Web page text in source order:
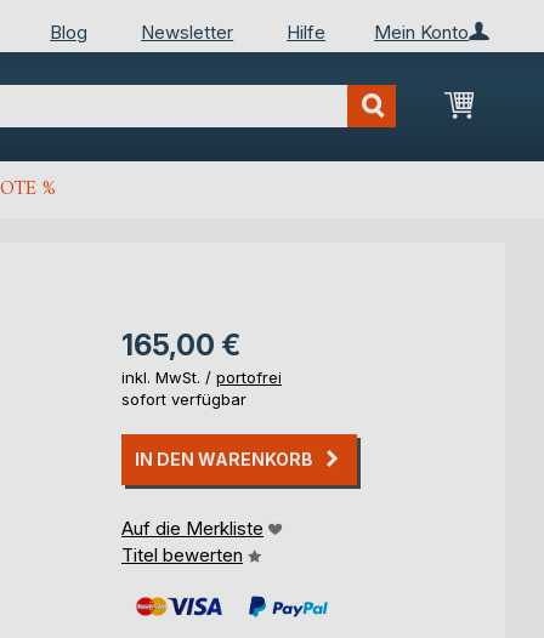
Mein Konto
Blog Newsletter Hilfe
Mein
%
165,00 €
inkl. MwSt. / portofrei
sofort verfügbar
IN DEN WARENKORB
Auf die Merkliste
Titel bewerten